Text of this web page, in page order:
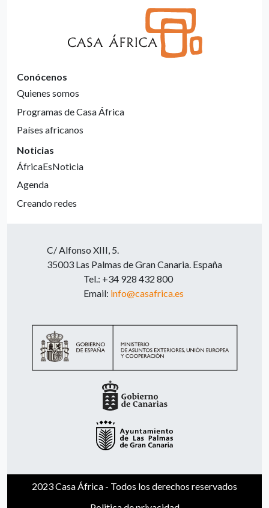
Conócenos
Quienes somos
Programas de Casa África
Países africanos
Noticias
ÁfricaEsNoticia
Agenda
Creando redes
C/ Alfonso XIII, 5.
35003 Las Palmas de Gran Canaria. España
Tel.: +34 928 432 800
Email: info@casafrica.es
2023 Casa África - Todos los derechos reservados